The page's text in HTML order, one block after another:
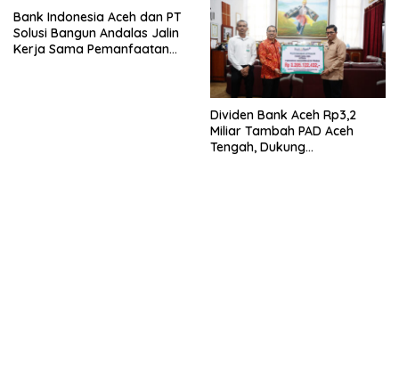
Bank Indonesia Aceh dan PT
Solusi Bangun Andalas Jalin
Kerja Sama Pemanfaatan
Dividen Bank Aceh Rp3,2
Miliar Tambah PAD Aceh
Tengah, Dukung